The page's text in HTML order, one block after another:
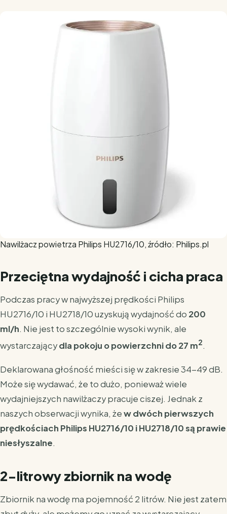
Nawilżacz powietrza Philips HU2716/10, źródło: Philips.pl
Przeciętna wydajność i cicha praca
Podczas pracy w najwyższej prędkości Philips
HU2716/10 i HU2718/10 uzyskują wydajność do 200
ml/h. Nie jest to szczególnie wysoki wynik, ale
wystarczającydla pokoju o powierzchni do 27 m2.
Deklarowana głośność mieści się w zakresie 34-49 dB.
Może się wydawać, że to dużo, ponieważ wiele
wydajniejszych nawilżaczy pracuje ciszej. Jednak z
naszych obserwacji wynika, żew dwóch pierwszych
prędkościach Philips HU2716/10 i HU2718/10 są prawie
niesłyszalne.
2-litrowy zbiornik na wodę
Zbiornik na wodę ma pojemność 2 litrów. Nie jest zatem